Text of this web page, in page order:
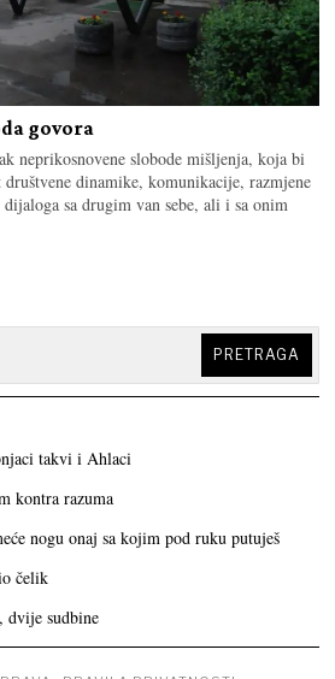
govora
neprikosnovene slobode mišljenja, koja bi
dinamike, komunikacije, razmjene
sa drugim van sebe, ali i sa onim
PRETRAGA
takvi i Ahlaci
kontra razuma
nogu onaj sa kojim pod ruku putuješ
čelik
dvije sudbine